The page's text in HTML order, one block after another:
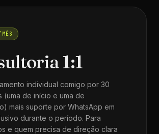
1:1
individual comigo por 30
(uma de início e uma de
mais suporte por WhatsApp em
durante o período. Para
e quem precisa de direção clara